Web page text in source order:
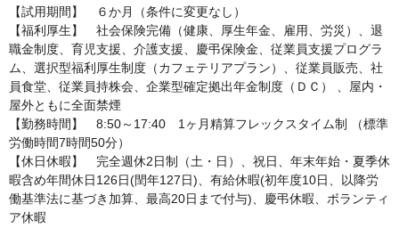
【試用期間】　６か月（条件に変更なし）
【福利厚生】　社会保険完備（健康、厚生年金、雇用、労災）、退
職金制度、育児支援、介護支援、慶弔保険金、従業員支援プログラ
ム、選択型福利厚生制度（カフェテリアプラン）、従業員販売、社
員食堂、従業員持株会、企業型確定拠出年金制度（ＤＣ） 、屋内・
屋外ともに全面禁煙
【勤務時間】　8:50～17:40　1ヶ月精算フレックスタイム制 （標準
労働時間7時間50分）
【休日休暇】　完全週休2日制（土・日）、祝日、年末年始・夏季休
暇含め年間休日126日(閏年127日)、有給休暇(初年度10日、以降労
働基準法に基づき加算、最高20日まで付与)、慶弔休暇、ボランティ
ア休暇